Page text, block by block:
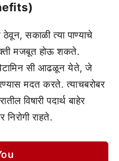
सकाळी त्या पाण्याचे
मजबूत होऊ शकते.
सी आढळून येते, जे
मदत करते. त्याचबरोबर
विषारी पदार्थ बाहेर
राहते.